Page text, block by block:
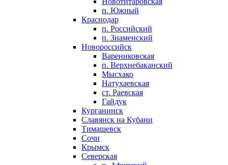
п. Южный
Краснодар
п. Российский
п. Знаменский
Новороссийск
Варениковская
п. Верхнебаканский
Мысхако
Натухаевская
ст. Раевская
Гайдук
Курганинск
Славянск на Кубани
Тимашевск
Сочи
Крымск
Северская